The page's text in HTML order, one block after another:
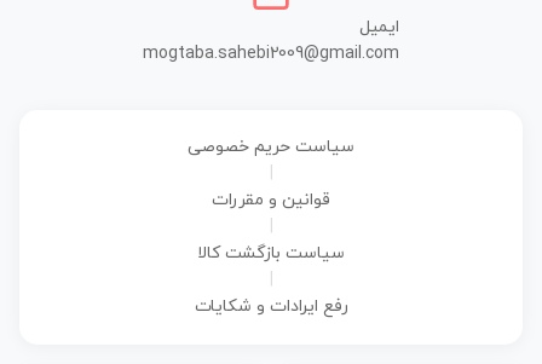
ایمیل
mogtaba.sahebi2009@gmail.com
سیاست حریم خصوصی
قوانین و مقررات
سیاست بازگشت کالا
رفع ایرادات و شکایات